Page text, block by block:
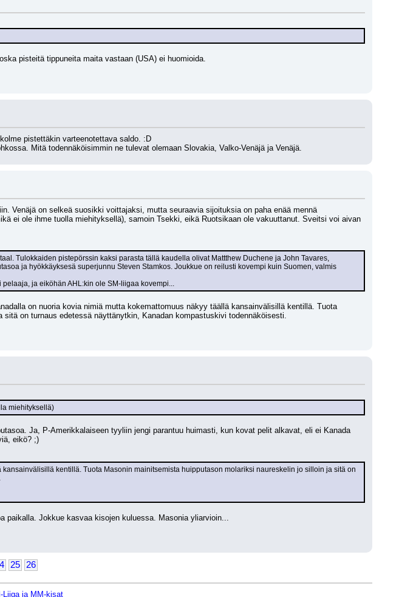
pisteitä tippuneita maita vastaan (USA) ei huomioida.
pistettäkin varteenotettava saldo. :D
Mitä todennäköisimmin ne tulevat olemaan Slovakia, Valko-Venäjä ja Venäjä.
Venäjä on selkeä suosikki voittajaksi, mutta seuraavia sijoituksia on paha enää mennä
ei ole ihme tuolla miehityksellä), samoin Tsekki, eikä Ruotsikaan ole vakuuttanut. Sveitsi voi aivan
Tulokkaiden pistepörssin kaksi parasta tällä kaudella olivat Mattthew Duchene ja John Tavares,
ja hyökkäyksesä superjunnu Steven Stamkos. Joukkue on reilusti kovempi kuin Suomen, valmis
ja eiköhän AHL:kin ole SM-liigaa kovempi...
on nuoria kovia nimiä mutta kokemattomuus näkyy täällä kansainvälisillä kentillä. Tuota
on turnaus edetessä näyttänytkin, Kanadan kompastuskivi todennäköisesti.
miehityksellä)
Ja, P-Amerikkalaiseen tyyliin jengi parantuu huimasti, kun kovat pelit alkavat, eli ei Kanada
eikö? ;)
kentillä. Tuota Masonin mainitsemista huipputason molariksi naureskelin jo silloin ja sitä on
paikalla. Jokkue kasvaa kisojen kuluessa. Masonia yliarvioin...
25 26
Liiga ja MM-kisat